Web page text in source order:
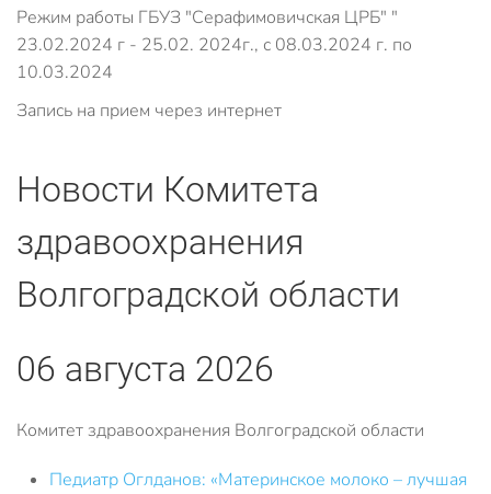
Режим работы ГБУЗ "Серафимовичская ЦРБ" "
23.02.2024 г - 25.02. 2024г., с 08.03.2024 г. по
10.03.2024
Запись на прием через интернет
Новости Комитета
здравоохранения
Волгоградской области
06 августа 2026
Комитет здравоохранения Волгоградской области
Педиатр Оглданов: «Материнское молоко – лучшая